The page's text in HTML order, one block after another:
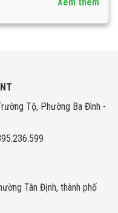
Tộ, Phường Ba Đình -
Tân Định, thành phố